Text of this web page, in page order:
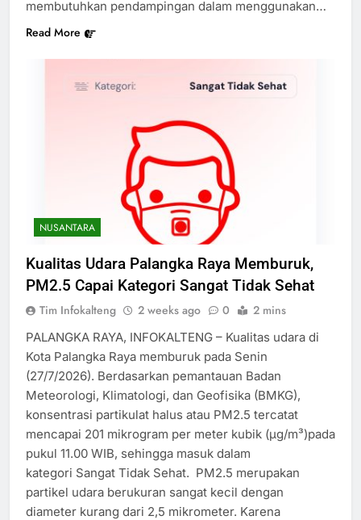
membutuhkan pendampingan dalam menggunakan…
Read More
NUSANTARA
Kualitas Udara Palangka Raya Memburuk,
PM2.5 Capai Kategori Sangat Tidak Sehat
Tim Infokalteng 2 weeks ago 0 2 mins
PALANGKA RAYA, INFOKALTENG – Kualitas udara di
Kota Palangka Raya memburuk pada Senin
(27/7/2026). Berdasarkan pemantauan Badan
Meteorologi, Klimatologi, dan Geofisika (BMKG),
konsentrasi partikulat halus atau PM2.5 tercatat
mencapai 201 mikrogram per meter kubik (µg/m³)pada
pukul 11.00 WIB, sehingga masuk dalam
kategori Sangat Tidak Sehat. PM2.5 merupakan
partikel udara berukuran sangat kecil dengan
diameter kurang dari 2,5 mikrometer. Karena